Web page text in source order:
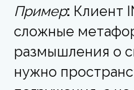
Пример: Клиент
сложные
размышления о
нужно